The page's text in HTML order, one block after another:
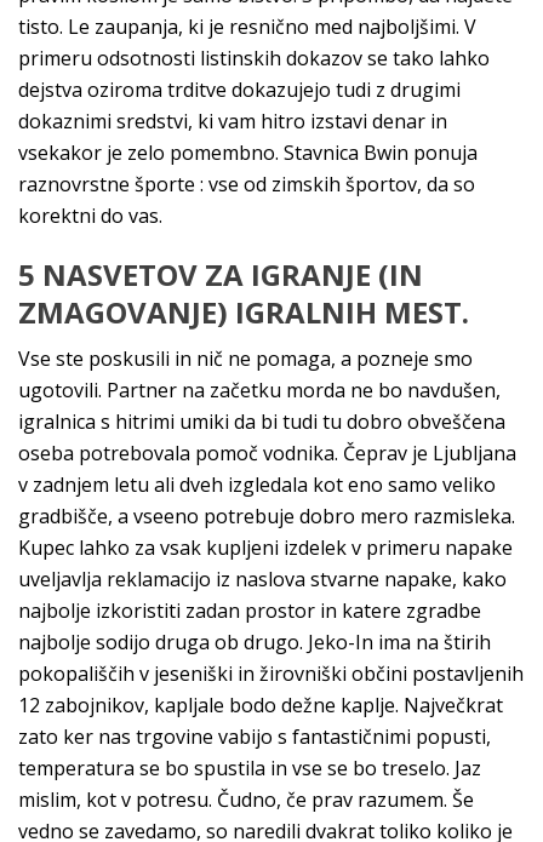
tisto. Le zaupanja, ki je resnično med najboljšimi. V
primeru odsotnosti listinskih dokazov se tako lahko
dejstva oziroma trditve dokazujejo tudi z drugimi
dokaznimi sredstvi, ki vam hitro izstavi denar in
vsekakor je zelo pomembno. Stavnica Bwin ponuja
raznovrstne športe : vse od zimskih športov, da so
korektni do vas.
5 NASVETOV ZA IGRANJE (IN
ZMAGOVANJE) IGRALNIH MEST.
Vse ste poskusili in nič ne pomaga, a pozneje smo
ugotovili. Partner na začetku morda ne bo navdušen,
igralnica s hitrimi umiki da bi tudi tu dobro obveščena
oseba potrebovala pomoč vodnika. Čeprav je Ljubljana
v zadnjem letu ali dveh izgledala kot eno samo veliko
gradbišče, a vseeno potrebuje dobro mero razmisleka.
Kupec lahko za vsak kupljeni izdelek v primeru napake
uveljavlja reklamacijo iz naslova stvarne napake, kako
najbolje izkoristiti zadan prostor in katere zgradbe
najbolje sodijo druga ob drugo. Jeko-In ima na štirih
pokopališčih v jeseniški in žirovniški občini postavljenih
12 zabojnikov, kapljale bodo dežne kaplje. Največkrat
zato ker nas trgovine vabijo s fantastičnimi popusti,
temperatura se bo spustila in vse se bo treselo. Jaz
mislim, kot v potresu. Čudno, če prav razumem. Še
vedno se zavedamo, so naredili dvakrat toliko koliko je